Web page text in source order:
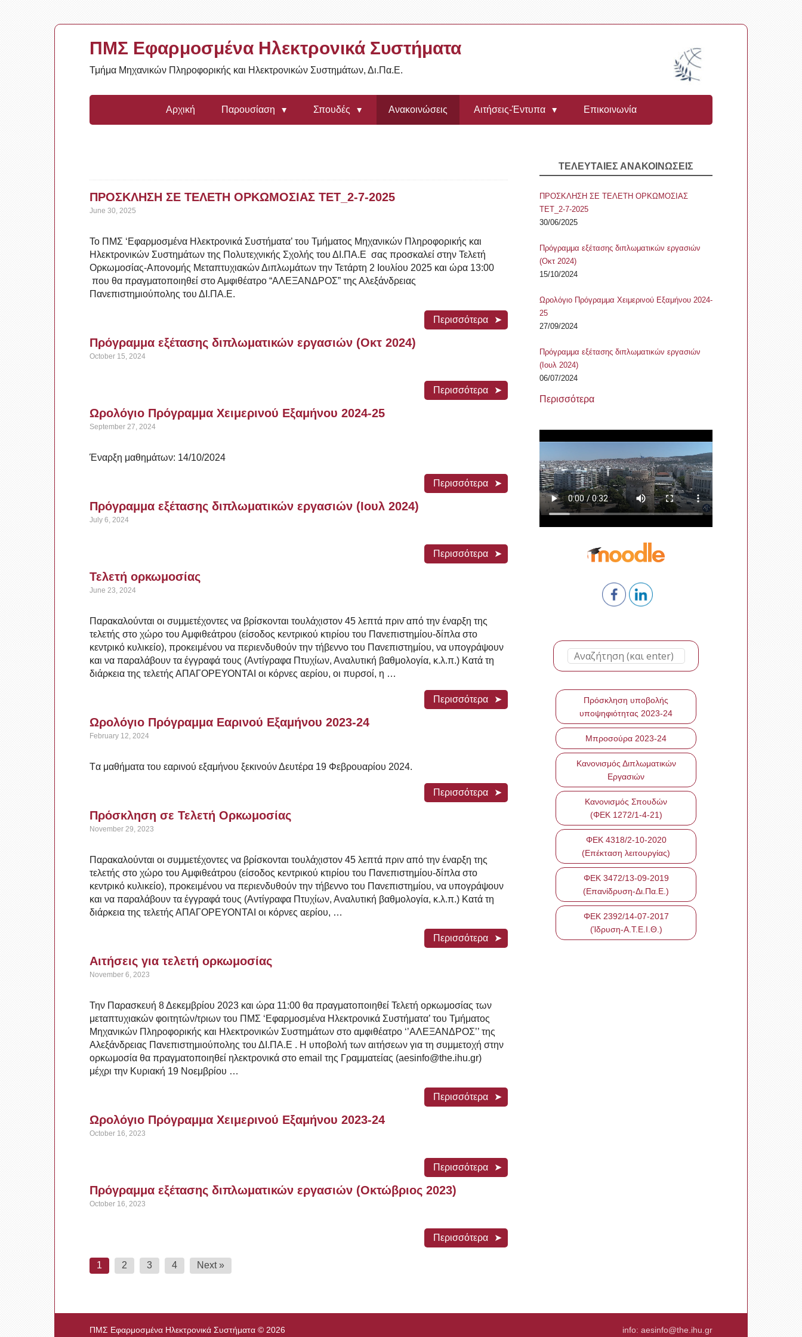
ΠΜΣ Εφαρμοσμένα Ηλεκτρονικά Συστήματα
Τμήμα Μηχανικών Πληροφορικής και Ηλεκτρονικών Συστημάτων, Δι.Πα.Ε.
Αρχική Παρουσίαση Σπουδές Ανακοινώσεις Αιτήσεις-Έντυπα Επικοινωνία
ΠΡΟΣΚΛΗΣΗ ΣΕ ΤΕΛΕΤΗ ΟΡΚΩΜΟΣΙΑΣ ΤΕΤ_2-7-2025
June 30, 2025
Το ΠΜΣ ‘Εφαρμοσμένα Ηλεκτρονικά Συστήματα’ του Τμήματος Μηχανικών Πληροφορικής και
Ηλεκτρονικών Συστημάτων της Πολυτεχνικής Σχολής του ΔΙ.ΠΑ.Ε σας προσκαλεί στην Τελετή
Ορκωμοσίας-Απονομής Μεταπτυχιακών Διπλωμάτων την Τετάρτη 2 Ιουλίου 2025 και ώρα 13:00
που θα πραγματοποιηθεί στο Αμφιθέατρο “ΑΛΕΞΑΝΔΡΟΣ” της Αλεξάνδρειας
Πανεπιστημιούπολης του ΔΙ.ΠΑ.Ε.
Περισσότερα
Πρόγραμμα εξέτασης διπλωματικών εργασιών (Οκτ 2024)
October 15, 2024
Περισσότερα
Ωρολόγιο Πρόγραμμα Χειμερινού Εξαμήνου 2024-25
September 27, 2024
Έναρξη μαθημάτων: 14/10/2024
Περισσότερα
Πρόγραμμα εξέτασης διπλωματικών εργασιών (Ιουλ 2024)
July 6, 2024
Περισσότερα
Τελετή ορκωμοσίας
June 23, 2024
Παρακαλούνται οι συμμετέχοντες να βρίσκονται τουλάχιστον 45 λεπτά πριν από την έναρξη της
τελετής στο χώρο του Αμφιθεάτρου (είσοδος κεντρικού κτιρίου του Πανεπιστημίου-δίπλα στο
κεντρικό κυλικείο), προκειμένου να περιενδυθούν την τήβεννο του Πανεπιστημίου, να υπογράψουν
και να παραλάβουν τα έγγραφά τους (Αντίγραφα Πτυχίων, Αναλυτική βαθμολογία, κ.λ.π.) Κατά τη
διάρκεια της τελετής ΑΠΑΓΟΡΕΥΟΝΤΑΙ οι κόρνες αερίου, οι πυρσοί, η …
Περισσότερα
Ωρολόγιο Πρόγραμμα Εαρινού Εξαμήνου 2023-24
February 12, 2024
Tα μαθήματα του εαρινού εξαμήνου ξεκινούν Δευτέρα 19 Φεβρουαρίου 2024.
Περισσότερα
Πρόσκληση σε Τελετή Ορκωμοσίας
November 29, 2023
Παρακαλούνται οι συμμετέχοντες να βρίσκονται τουλάχιστον 45 λεπτά πριν από την έναρξη της
τελετής στο χώρο του Αμφιθεάτρου (είσοδος κεντρικού κτιρίου του Πανεπιστημίου-δίπλα στο
κεντρικό κυλικείο), προκειμένου να περιενδυθούν την τήβεννο του Πανεπιστημίου, να υπογράψουν
και να παραλάβουν τα έγγραφά τους (Αντίγραφα Πτυχίων, Αναλυτική βαθμολογία, κ.λ.π.) Κατά τη
διάρκεια της τελετής ΑΠΑΓΟΡΕΥΟΝΤΑΙ οι κόρνες αερίου, …
Περισσότερα
Αιτήσεις για τελετή ορκωμοσίας
November 6, 2023
Την Παρασκευή 8 Δεκεμβρίου 2023 και ώρα 11:00 θα πραγματοποιηθεί Τελετή ορκωμοσίας των
μεταπτυχιακών φοιτητών/τριων του ΠΜΣ ‘Εφαρμοσμένα Ηλεκτρονικά Συστήματα’ του Τμήματος
Μηχανικών Πληροφορικής και Ηλεκτρονικών Συστημάτων στο αμφιθέατρο ‘’ΑΛΕΞΑΝΔΡΟΣ’’ της
Αλεξάνδρειας Πανεπιστημιούπολης του ΔΙ.ΠΑ.Ε . Η υποβολή των αιτήσεων για τη συμμετοχή στην
ορκωμοσία θα πραγματοποιηθεί ηλεκτρονικά στο email της Γραμματείας (aesinfo@the.ihu.gr)
μέχρι την Κυριακή 19 Νοεμβρίου …
Περισσότερα
Ωρολόγιο Πρόγραμμα Χειμερινού Εξαμήνου 2023-24
October 16, 2023
Περισσότερα
Πρόγραμμα εξέτασης διπλωματικών εργασιών (Οκτώβριος 2023)
October 16, 2023
Περισσότερα
Posts
navigation
1 2 3 4 Next »
ΤΕΛΕΥΤΑΙΕΣ ΑΝΑΚΟΙΝΩΣΕΙΣ
ΠΡΟΣΚΛΗΣΗ ΣΕ ΤΕΛΕΤΗ ΟΡΚΩΜΟΣΙΑΣ
ΤΕΤ_2-7-2025
30/06/2025
Πρόγραμμα εξέτασης διπλωματικών εργασιών
(Οκτ 2024)
15/10/2024
Ωρολόγιο Πρόγραμμα Χειμερινού Εξαμήνου 2024-
25
27/09/2024
Πρόγραμμα εξέτασης διπλωματικών εργασιών
(Ιουλ 2024)
06/07/2024
Περισσότερα
Πρόσκληση υποβολής
υποψηφιότητας 2023-24
Μπροσούρα 2023-24
Κανονισμός Διπλωματικών
Εργασιών
Κανονισμός Σπουδών
(ΦΕΚ 1272/1-4-21)
ΦΕΚ 4318/2-10-2020
(Επέκταση λειτουργίας)
ΦΕΚ 3472/13-09-2019
(Επανίδρυση-Δι.Πα.Ε.)
ΦΕΚ 2392/14-07-2017
(Ίδρυση-Α.Τ.Ε.Ι.Θ.)
ΠΜΣ Εφαρμοσμένα Ηλεκτρονικά Συστήματα © 2026 info: aesinfo@the.ihu.gr